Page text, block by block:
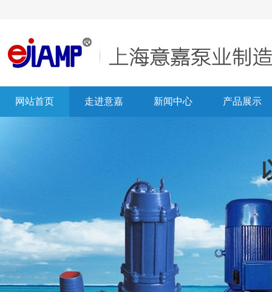
网站首页 走进意嘉 新闻中心 产品展示